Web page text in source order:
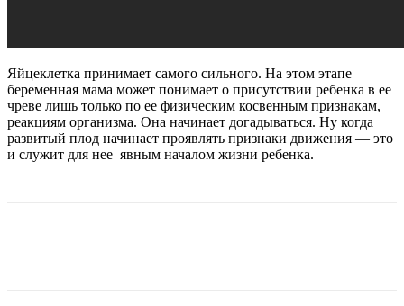
Яйцеклетка принимает самого сильного. На этом этапе
беременная мама может понимает о присутствии ребенка в ее
чреве лишь только по ее физическим косвенным признакам,
реакциям организма. Она начинает догадываться. Ну когда
развитый плод начинает проявлять признаки движения — это
и служит для нее явным началом жизни ребенка.